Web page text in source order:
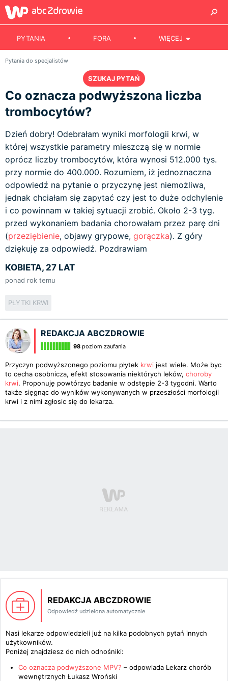
PYTANIA FORA WIĘCEJ
Pytania do specjalistów
SZUKAJ PYTAŃ
Co oznacza podwyższona liczba
trombocytów?
Dzień dobry! Odebrałam wyniki morfologii krwi, w
której wszystkie parametry mieszczą się w normie
oprócz liczby trombocytów, która wynosi 512.000 tys.
przy normie do 400.000. Rozumiem, iż jednoznaczna
odpowiedź na pytanie o przyczynę jest niemożliwa,
jednak chciałam się zapytać czy jest to duże odchylenie
i co powinnam w takiej sytuacji zrobić. Około 2-3 tyg.
przed wykonaniem badania chorowałam przez parę dni
(przeziębienie, objawy grypowe, gorączka). Z góry
dziękuję za odpowiedź. Pozdrawiam
KOBIETA, 27 LAT
ponad rok temu
PŁYTKI KRWI
REDAKCJA ABCZDROWIE
98 poziom zaufania
Przyczyn podwyższonego poziomu płytek krwi jest wiele. Może byc
to cecha osobnicza, efekt stosowania niektórych leków, choroby
krwi. Proponuję powtórzyc badanie w odstępie 2-3 tygodni. Warto
także sięgnąc do wyników wykonywanych w przeszłości morfologii
krwi i z nimi zgłosic się do lekarza.
REDAKCJA ABCZDROWIE
Odpowiedź udzielona automatycznie
Nasi lekarze odpowiedzieli już na kilka podobnych pytań innych
użytkowników.
Poniżej znajdziesz do nich odnośniki:
Co oznacza podwyższone MPV? – odpowiada Lekarz chorób
wewnętrznych Łukasz Wroński